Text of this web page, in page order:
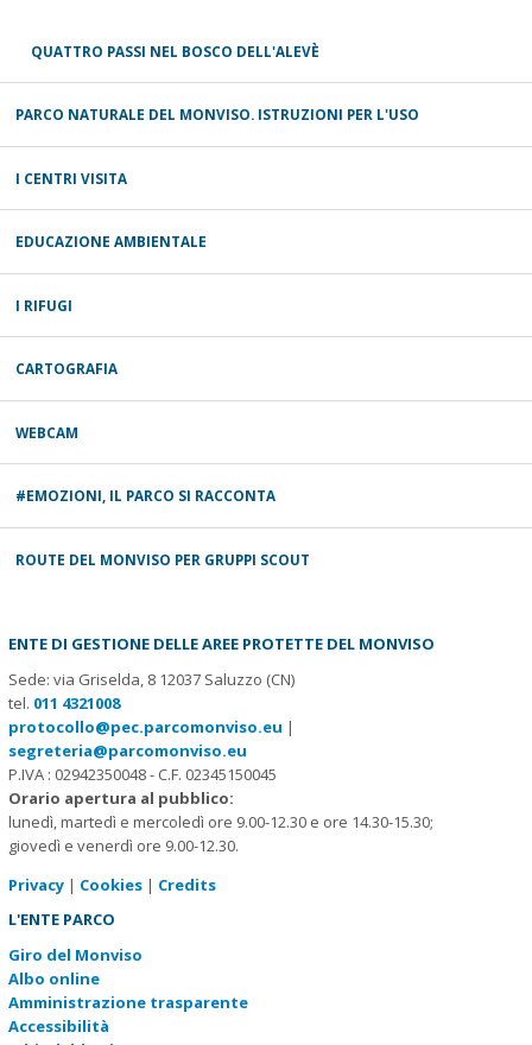
QUATTRO PASSI NEL BOSCO DELL'ALEVÈ
PARCO NATURALE DEL MONVISO. ISTRUZIONI PER L'USO
I CENTRI VISITA
EDUCAZIONE AMBIENTALE
I RIFUGI
CARTOGRAFIA
WEBCAM
#EMOZIONI, IL PARCO SI RACCONTA
ROUTE DEL MONVISO PER GRUPPI SCOUT
ENTE DI GESTIONE DELLE AREE PROTETTE DEL MONVISO
Sede: via Griselda, 8 12037 Saluzzo (CN)
tel. 011 4321008
protocollo@pec.parcomonviso.eu |
segreteria@parcomonviso.eu
P.IVA : 02942350048 - C.F. 02345150045
Orario apertura al pubblico:
lunedì, martedì e mercoledì ore 9.00-12.30 e ore 14.30-15.30;
giovedì e venerdì ore 9.00-12.30.
Privacy| Cookies| Credits
L'ENTE PARCO
Giro del Monviso
Albo online
Amministrazione trasparente
Accessibilità